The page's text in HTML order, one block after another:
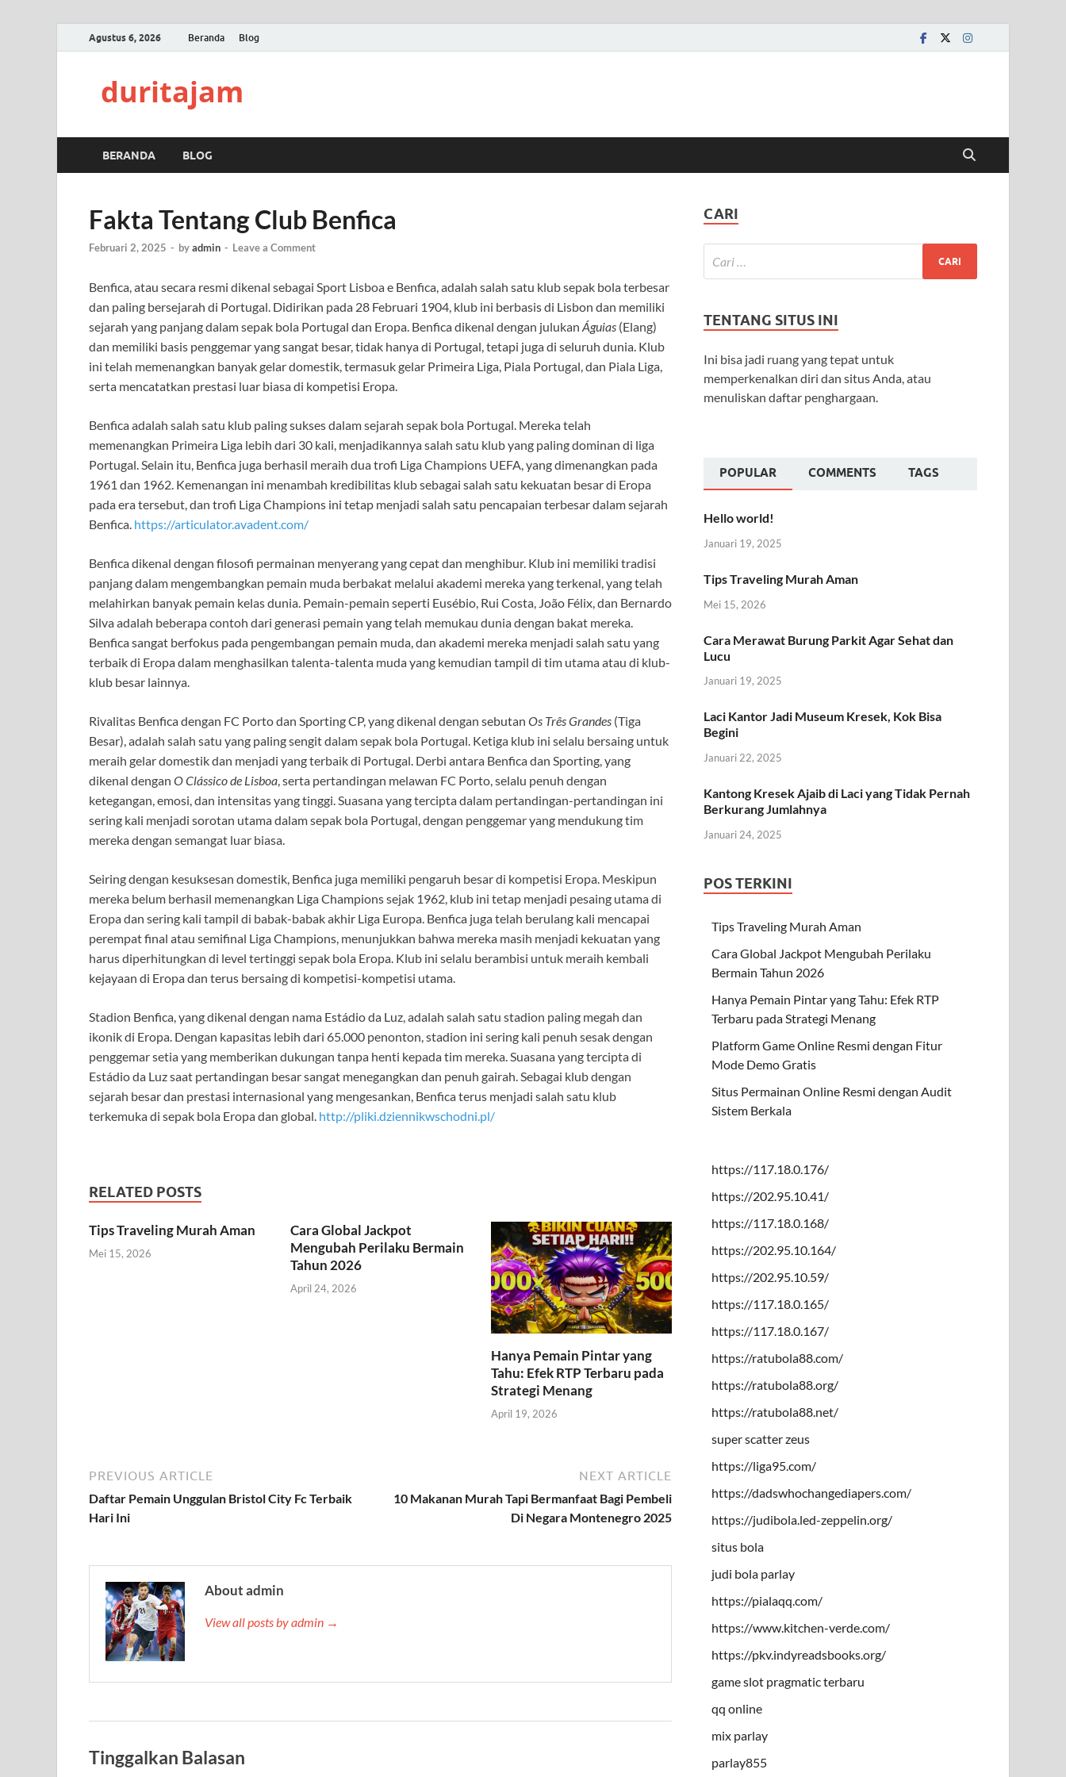
Agustus 6, 2026 Beranda Blog
duritajam
BERANDA BLOG
Fakta Tentang Club Benfica
Februari 2, 2025 - byadmin - Leave a Comment
Benfica, atau secara resmi dikenal sebagai Sport Lisboa e Benfica, adalah salah satu klub sepak bola terbesar
dan paling bersejarah di Portugal. Didirikan pada 28 Februari 1904, klub ini berbasis di Lisbon dan memiliki
sejarah yang panjang dalam sepak bola Portugal dan Eropa. Benfica dikenal dengan julukan Águias (Elang)
dan memiliki basis penggemar yang sangat besar, tidak hanya di Portugal, tetapi juga di seluruh dunia. Klub
ini telah memenangkan banyak gelar domestik, termasuk gelar Primeira Liga, Piala Portugal, dan Piala Liga,
serta mencatatkan prestasi luar biasa di kompetisi Eropa.
Benfica adalah salah satu klub paling sukses dalam sejarah sepak bola Portugal. Mereka telah
memenangkan Primeira Liga lebih dari 30 kali, menjadikannya salah satu klub yang paling dominan di liga
Portugal. Selain itu, Benfica juga berhasil meraih dua trofi Liga Champions UEFA, yang dimenangkan pada
1961 dan 1962. Kemenangan ini menambah kredibilitas klub sebagai salah satu kekuatan besar di Eropa
pada era tersebut, dan trofi Liga Champions ini tetap menjadi salah satu pencapaian terbesar dalam sejarah
Benfica. https://articulator.avadent.com/
Benfica dikenal dengan filosofi permainan menyerang yang cepat dan menghibur. Klub ini memiliki tradisi
panjang dalam mengembangkan pemain muda berbakat melalui akademi mereka yang terkenal, yang telah
melahirkan banyak pemain kelas dunia. Pemain-pemain seperti Eusébio, Rui Costa, João Félix, dan Bernardo
Silva adalah beberapa contoh dari generasi pemain yang telah memukau dunia dengan bakat mereka.
Benfica sangat berfokus pada pengembangan pemain muda, dan akademi mereka menjadi salah satu yang
terbaik di Eropa dalam menghasilkan talenta-talenta muda yang kemudian tampil di tim utama atau di klub-
klub besar lainnya.
Rivalitas Benfica dengan FC Porto dan Sporting CP, yang dikenal dengan sebutan Os Três Grandes (Tiga
Besar), adalah salah satu yang paling sengit dalam sepak bola Portugal. Ketiga klub ini selalu bersaing untuk
meraih gelar domestik dan menjadi yang terbaik di Portugal. Derbi antara Benfica dan Sporting, yang
dikenal dengan O Clássico de Lisboa, serta pertandingan melawan FC Porto, selalu penuh dengan
ketegangan, emosi, dan intensitas yang tinggi. Suasana yang tercipta dalam pertandingan-pertandingan ini
sering kali menjadi sorotan utama dalam sepak bola Portugal, dengan penggemar yang mendukung tim
mereka dengan semangat luar biasa.
Seiring dengan kesuksesan domestik, Benfica juga memiliki pengaruh besar di kompetisi Eropa. Meskipun
mereka belum berhasil memenangkan Liga Champions sejak 1962, klub ini tetap menjadi pesaing utama di
Eropa dan sering kali tampil di babak-babak akhir Liga Europa. Benfica juga telah berulang kali mencapai
perempat final atau semifinal Liga Champions, menunjukkan bahwa mereka masih menjadi kekuatan yang
harus diperhitungkan di level tertinggi sepak bola Eropa. Klub ini selalu berambisi untuk meraih kembali
kejayaan di Eropa dan terus bersaing di kompetisi-kompetisi utama.
Stadion Benfica, yang dikenal dengan nama Estádio da Luz, adalah salah satu stadion paling megah dan
ikonik di Eropa. Dengan kapasitas lebih dari 65.000 penonton, stadion ini sering kali penuh sesak dengan
penggemar setia yang memberikan dukungan tanpa henti kepada tim mereka. Suasana yang tercipta di
Estádio da Luz saat pertandingan besar sangat menegangkan dan penuh gairah. Sebagai klub dengan
sejarah besar dan prestasi internasional yang mengesankan, Benfica terus menjadi salah satu klub
terkemuka di sepak bola Eropa dan global. http://pliki.dziennikwschodni.pl/
RELATED POSTS
Tips Traveling Murah Aman
Mei 15, 2026
Cara Global Jackpot
Mengubah Perilaku Bermain
Tahun 2026
April 24, 2026
Hanya Pemain Pintar yang
Tahu: Efek RTP Terbaru pada
Strategi Menang
April 19, 2026
PREVIOUS ARTICLE
Daftar Pemain Unggulan Bristol City Fc Terbaik
Hari Ini
NEXT ARTICLE
10 Makanan Murah Tapi Bermanfaat Bagi Pembeli
Di Negara Montenegro 2025
About admin
View all posts by admin →
Tinggalkan Balasan
CARI
TENTANG SITUS INI
Ini bisa jadi ruang yang tepat untuk
memperkenalkan diri dan situs Anda, atau
menuliskan daftar penghargaan.
POPULAR COMMENTS TAGS
Hello world!
Januari 19, 2025
Tips Traveling Murah Aman
Mei 15, 2026
Cara Merawat Burung Parkit Agar Sehat dan
Lucu
Januari 19, 2025
Laci Kantor Jadi Museum Kresek, Kok Bisa
Begini
Januari 22, 2025
Kantong Kresek Ajaib di Laci yang Tidak Pernah
Berkurang Jumlahnya
Januari 24, 2025
POS TERKINI
Tips Traveling Murah Aman
Cara Global Jackpot Mengubah Perilaku
Bermain Tahun 2026
Hanya Pemain Pintar yang Tahu: Efek RTP
Terbaru pada Strategi Menang
Platform Game Online Resmi dengan Fitur
Mode Demo Gratis
Situs Permainan Online Resmi dengan Audit
Sistem Berkala
https://117.18.0.176/
https://202.95.10.41/
https://117.18.0.168/
https://202.95.10.164/
https://202.95.10.59/
https://117.18.0.165/
https://117.18.0.167/
https://ratubola88.com/
https://ratubola88.org/
https://ratubola88.net/
super scatter zeus
https://liga95.com/
https://dadswhochangediapers.com/
https://judibola.led-zeppelin.org/
situs bola
judi bola parlay
https://pialaqq.com/
https://www.kitchen-verde.com/
https://pkv.indyreadsbooks.org/
game slot pragmatic terbaru
qq online
mix parlay
parlay855